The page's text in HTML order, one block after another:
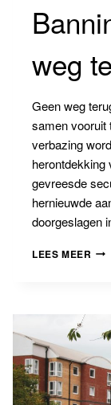
weg
Geen weg
samen vooruit
verbazing
herontdekking
gevreesde
hernieuwde
doorgeslagen
LEES MEER